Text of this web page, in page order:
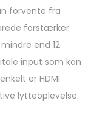
forvente fra
forstærker
end 12
input som kan
er HDMI
lytteoplevelse